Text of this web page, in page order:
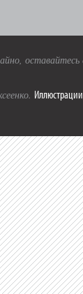
Иллюстрации